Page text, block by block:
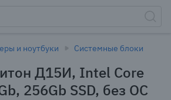
и ноутбуки Системные блоки
Д15И, Intel Core
256Gb SSD, без ОС